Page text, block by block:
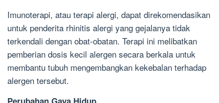
Imunoterapi, atau terapi alergi, dapat direkomendasikan
untuk penderita rhinitis alergi yang gejalanya tidak
terkendali dengan obat-obatan. Terapi ini melibatkan
pemberian dosis kecil alergen secara berkala untuk
membantu tubuh mengembangkan kekebalan terhadap
alergen tersebut.